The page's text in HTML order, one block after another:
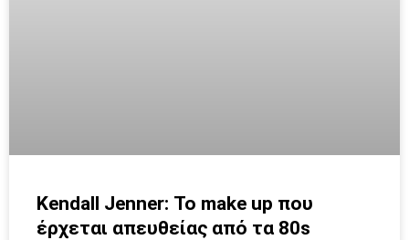
Kendall Jenner: Το make up που
έρχεται απευθείας από τα 80s